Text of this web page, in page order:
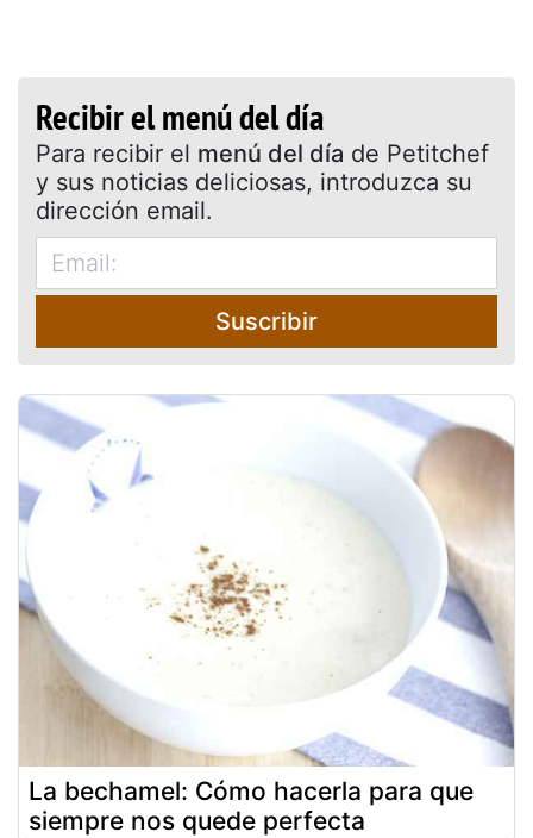
Recibir el menú del día
Para recibir el menú del día de Petitchef
y sus noticias deliciosas, introduzca su
dirección email.
Suscribir
La bechamel: Cómo hacerla para que
siempre nos quede perfecta